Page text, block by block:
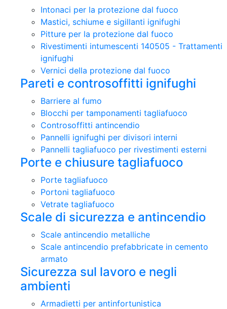
Intonaci per la protezione dal fuoco
Mastici, schiume e sigillanti ignifughi
Pitture per la protezione dal fuoco
Rivestimenti intumescenti 140505 - Trattamenti
ignifughi
Vernici della protezione dal fuoco
Pareti e controsoffitti ignifughi
Barriere al fumo
Blocchi per tamponamenti tagliafuoco
Controsoffitti antincendio
Pannelli ignifughi per divisori interni
Pannelli tagliafuoco per rivestimenti esterni
Porte e chiusure tagliafuoco
Porte tagliafuoco
Portoni tagliafuoco
Vetrate tagliafuoco
Scale di sicurezza e antincendio
Scale antincendio metalliche
Scale antincendio prefabbricate in cemento
armato
Sicurezza sul lavoro e negli
ambienti
Armadietti per antinfortunistica